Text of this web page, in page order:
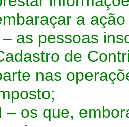
a
– as pessoas
de
nas
– os que,